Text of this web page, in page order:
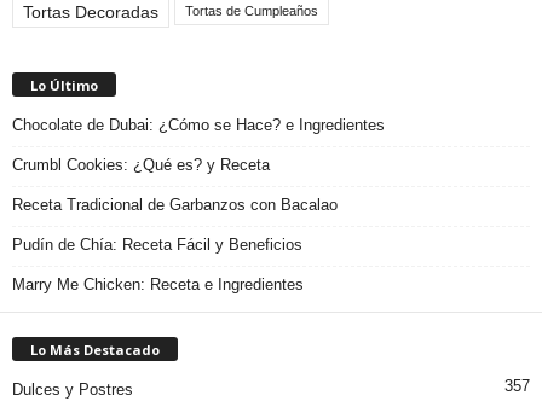
Tortas Decoradas Tortas de Cumpleaños
Lo Último
Chocolate de Dubai: ¿Cómo se Hace? e Ingredientes
Crumbl Cookies: ¿Qué es? y Receta
Receta Tradicional de Garbanzos con Bacalao
Pudín de Chía: Receta Fácil y Beneficios
Marry Me Chicken: Receta e Ingredientes
Lo Más Destacado
Dulces y Postres 357